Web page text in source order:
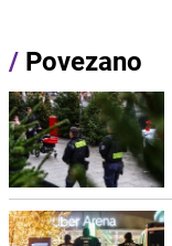
/ Povezano